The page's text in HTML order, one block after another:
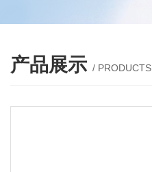
产品展示 / PRODUCTS